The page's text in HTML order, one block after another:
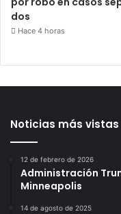
dos
Hace 4 horas
Noticias más vistas
12 de febrero de 2026
Administración
Minneapolis
14 de agosto de 2025